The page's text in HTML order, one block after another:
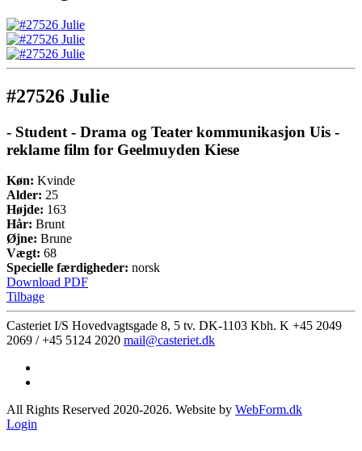
#27526 Julie
- Student - Drama og Teater kommunikasjon Uis -
reklame film for Geelmuyden Kiese
Køn: Kvinde
Alder: 25
Højde: 163
Hår: Brunt
Øjne: Brune
Vægt: 68
Specielle færdigheder: norsk
Download PDF
Tilbage
Casteriet I/S Hovedvagtsgade 8, 5 tv. DK-1103 Kbh. K +45 2049
2069 / +45 5124 2020 mail@casteriet.dk
All Rights Reserved 2020-2026. Website by WebForm.dk
Login